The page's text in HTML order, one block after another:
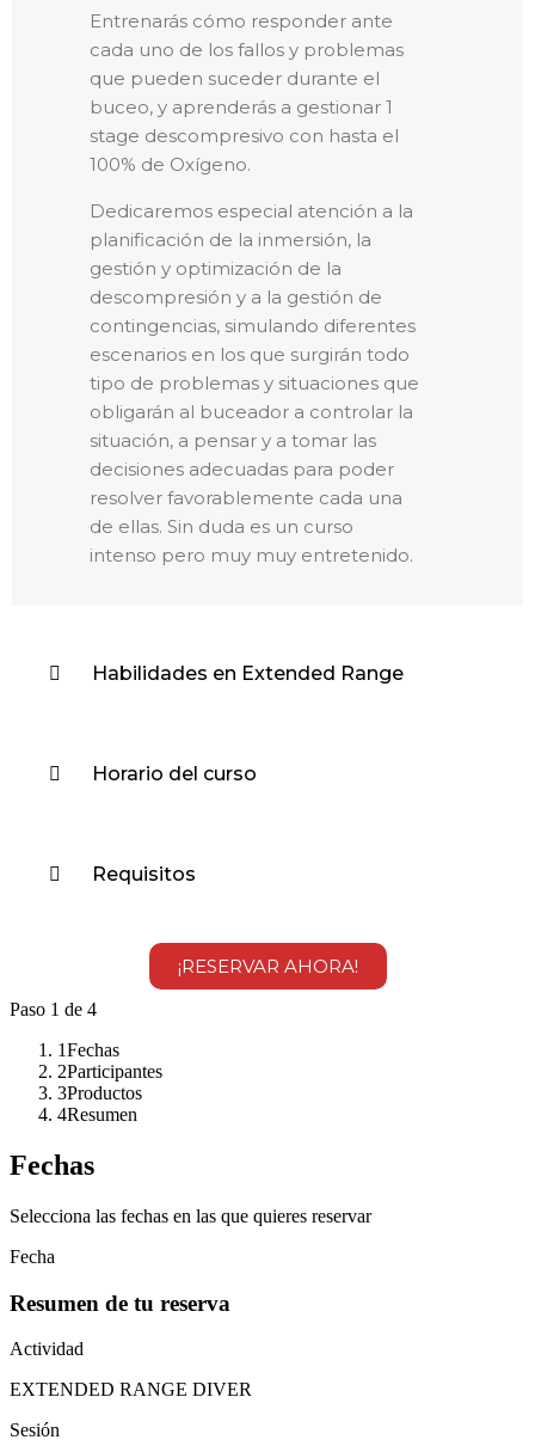
Entrenarás cómo responder ante
cada uno de los fallos y problemas
que pueden suceder durante el
buceo, y aprenderás a gestionar 1
stage descompresivo con hasta el
100% de Oxígeno.
Dedicaremos especial atención a la
planificación de la inmersión, la
gestión y optimización de la
descompresión y a la gestión de
contingencias, simulando diferentes
escenarios en los que surgirán todo
tipo de problemas y situaciones que
obligarán al buceador a controlar la
situación, a pensar y a tomar las
decisiones adecuadas para poder
resolver favorablemente cada una
de ellas. Sin duda es un curso
intenso pero muy muy entretenido.
Habilidades en Extended Range
Horario del curso
Requisitos
¡RESERVAR AHORA!